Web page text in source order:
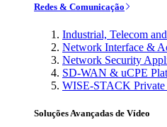
Redes & Comunicação
Industrial, Telecom
Network Interface &
Network Security
SD-WAN & uCPE
WISE-STACK Private
Soluções Avançadas de Vídeo